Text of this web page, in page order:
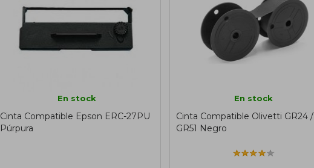
En stock
Cinta Compatible Epson ERC-27PU
Púrpura
En stock
Cinta Compatible Olivetti GR24 /
GR51 Negro